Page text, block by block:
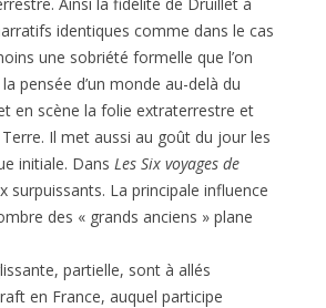
identiques comme dans le cas
une sobriété formelle que l’on
pensée d’un monde au-delà du
en scène la folie extraterrestre et
Il met aussi au goût du jour les
initiale. Dans Les Six voyages de
surpuissants. La principale influence
des « grands anciens » plane
partielle, sont à allés
en France, auquel participe